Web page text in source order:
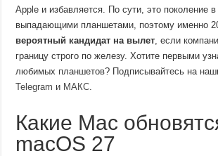
Apple и избавляется. По сути, это поколение
выпадающими планшетами, поэтому именно
вероятный кандидат на вылет , если
границу строго по железу. Хотите первыми
любимых планшетов? Подписывайтесь на
Telegram и МАКС
Какие Mac
macOS 27